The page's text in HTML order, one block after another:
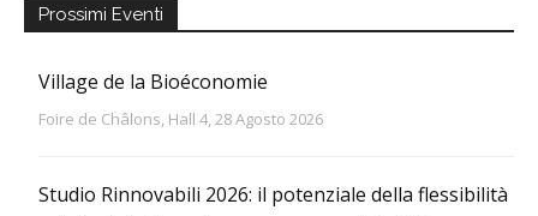
Prossimi Eventi
Village de la Bioéconomie
Foire de Châlons, Hall 4, 28 Agosto 2026
Studio Rinnovabili 2026: il potenziale della flessibilità